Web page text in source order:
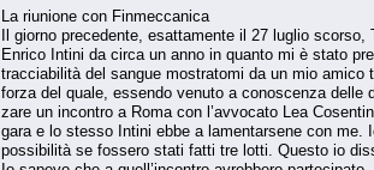
La riunione con Finmeccanica
Il giorno precedente, esattamente il 27 luglio
Enrico Intini da circa un anno in quanto mi è stato
tracciabilità del sangue mostratomi da un mio
forza del quale, essendo venuto a conoscenza delle
zare un incontro a Roma con l’avvocato Lea
gara e lo stesso Intini ebbe a lamentarsene con me.
possibili­tà se fossero stati fatti tre lotti. Questo io